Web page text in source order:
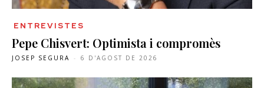
ENTREVISTES
Pepe Chisvert: Optimista i compromès
JOSEP SEGURA - 6 D'AGOST DE 2026